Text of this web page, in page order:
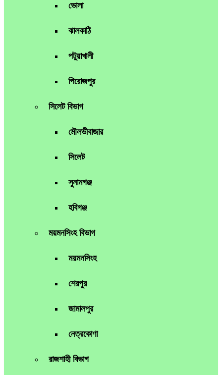
ভোলা
ঝালকাঠি
পটুয়াখালী
পিরোজপুর
সিলেট বিভাগ
মৌলভীবাজার
সিলেট
সুনামগঞ্জ
হবিগঞ্জ
ময়মনসিংহ বিভাগ
ময়মনসিংহ
শেরপুর
জামালপুর
নেত্রকোণা
রাজশাহী বিভাগ